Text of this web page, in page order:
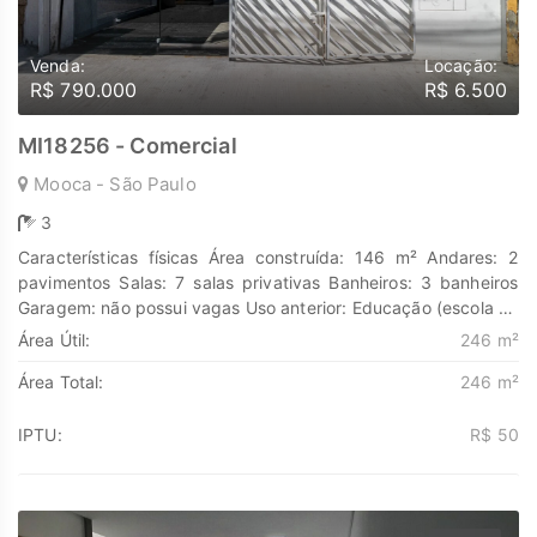
Venda:
R$ 790.000
Locação:
R$ 6.500
MI18256 - Comercial
Mooca - São Paulo
3
Características físicas Área construída: 146 m² Andares: 2
pavimentos Salas: 7 salas privativas Banheiros: 3 banheiros
Garagem: não possui vagas Uso anterior: Educação (escola ou
cursos) Isso significa que já está adaptado para receber
acesso a transporte público, comércio e serviços. Perfil da
que buscam proximidade com moradores e circulação de
salas). Escritórios de advocacia, contabilidade ou consultoria.
Área Útil: 246 m²
Área Total: 246 m²
IPTU: R$ 50